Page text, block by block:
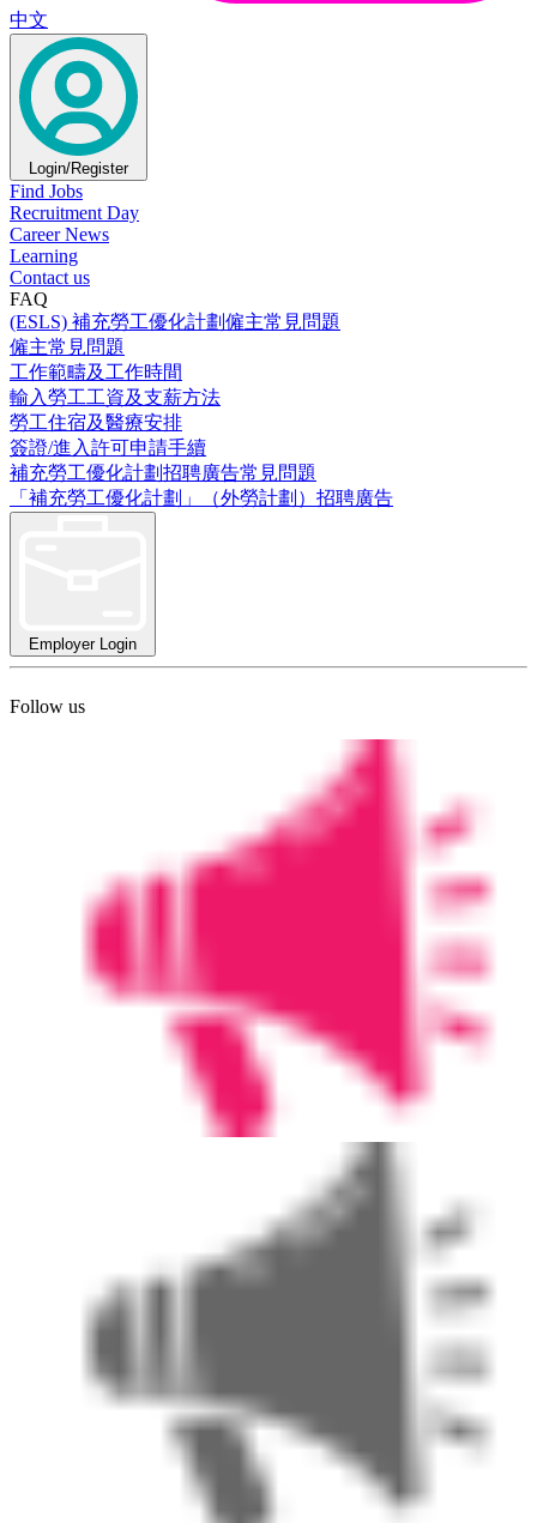
中文
Login/Register
Find Jobs
Recruitment Day
Career News
Learning
Contact us
FAQ
(ESLS) 補充勞工優化計劃僱主常見問題
僱主常見問題
工作範疇及工作時間
輸入勞工工資及支薪方法
勞工住宿及醫療安排
簽證/進入許可申請手續
補充勞工優化計劃招聘廣告常見問題
「補充勞工優化計劃」（外勞計劃）招聘廣告
Employer Login
Follow us